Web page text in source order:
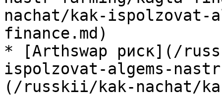
nachat/kak-
finance.md)
* [Arthswap риск](/
ispolzovat-algems-
(/russkii/kak-nachat/